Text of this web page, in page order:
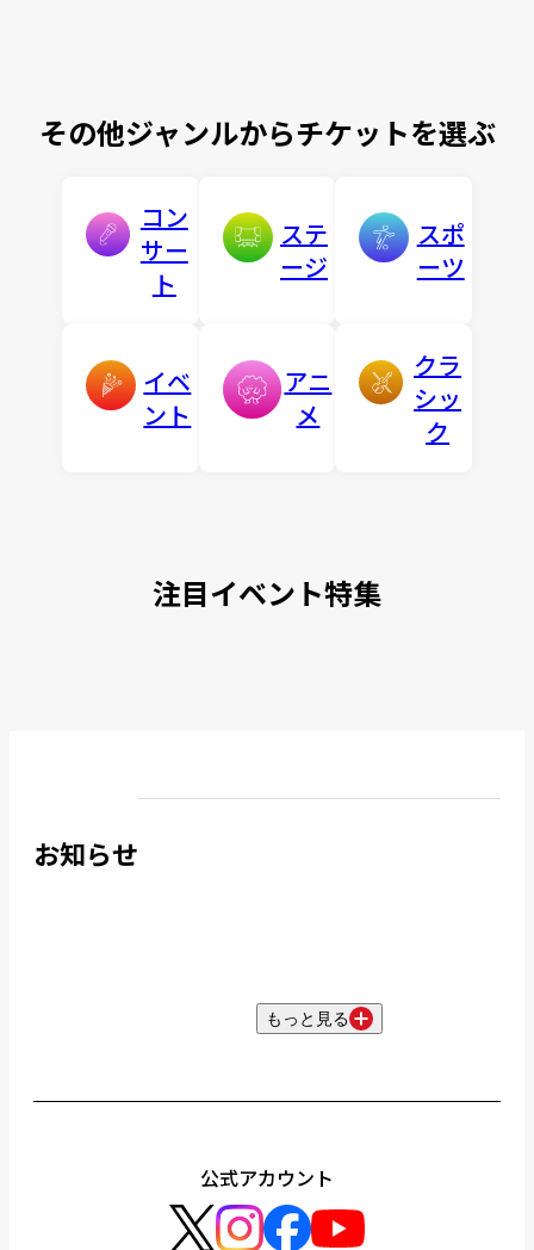
その他ジャンルからチケットを選ぶ
コン
サー
ト
ステ
ージ
スポ
ーツ
イベ
ント
アニ
メ
クラ
シッ
ク
注目イベント特集
お知らせ
もっと見る
公式アカウント